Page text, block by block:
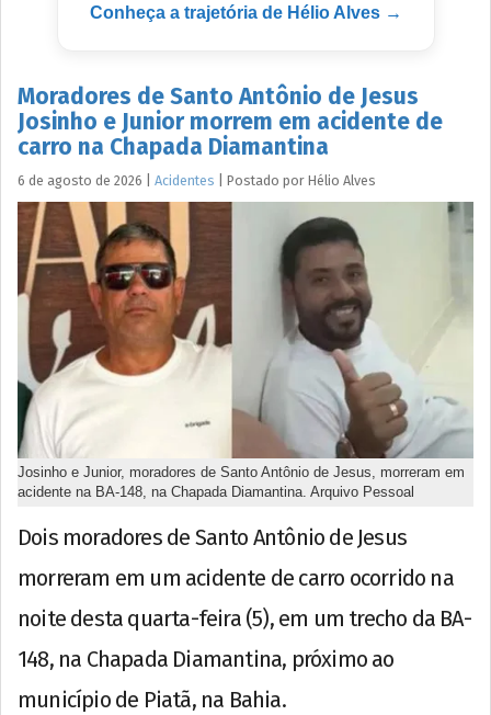
Conheça a trajetória de Hélio Alves →
Moradores de Santo Antônio de Jesus
Josinho e Junior morrem em acidente de
carro na Chapada Diamantina
6 de agosto de 2026 Acidentes Postado por Hélio Alves
Josinho e Junior, moradores de Santo Antônio de Jesus, morreram em
acidente na BA-148, na Chapada Diamantina. Arquivo Pessoal
Dois moradores de Santo Antônio de Jesus
morreram em um acidente de carro ocorrido na
noite desta quarta-feira (5), em um trecho da BA-
148, na Chapada Diamantina, próximo ao
município de Piatã, na Bahia.